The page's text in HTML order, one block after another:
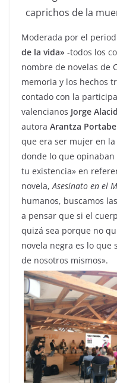
caprichos de la
Moderada por el
de la vida» -todos los
nombre de novelas de
memoria y los hechos
contado con la
valencianos Jorge Alacid
autora Arantza
que era ser mujer en
donde lo que
tu existencia» en
novela,Asesinato en el
humanos, buscamos
a pensar que si el
quizá sea porque no
novela negra es lo que
de nosotros mismos».